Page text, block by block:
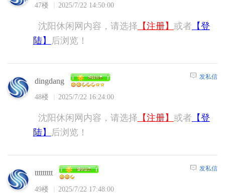
47楼 2025/7/22 14:50:00
沈阳休闲网内容，请选择 【注册】 或者 【登
陆】
后浏览！
dingdang
48楼 2025/7/22 16:24:00
发私信
沈阳休闲网内容，请选择 【注册】 或者 【登
陆】
后浏览！
ttttttttt
49楼 2025/7/22 17:48:00
发私信